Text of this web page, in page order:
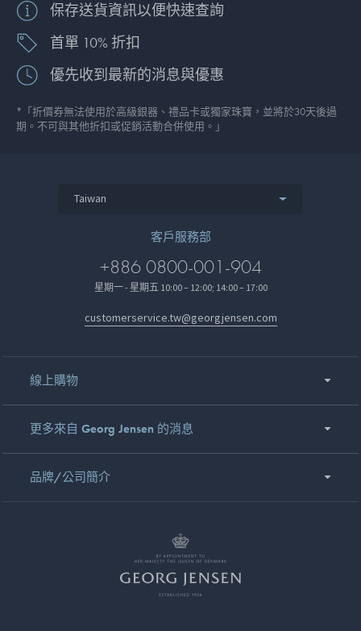
保存送貨資訊以便快速查詢
首單 10% 折扣
優先收到最新的消息與優惠
*「折價券無法使用於高級銀器、禮品卡或獨家珠寶，並將於30天後過
期。不可與其他折扣或促銷活動合併使用。」
Taiwan
客戶服務部
+886 0800-001-904
星期一 - 星期五 10:00 – 12:00; 14:00 – 17:00
customerservice.tw@georgjensen.com
線上購物
更多來自 Georg Jensen 的消息
品牌/公司簡介